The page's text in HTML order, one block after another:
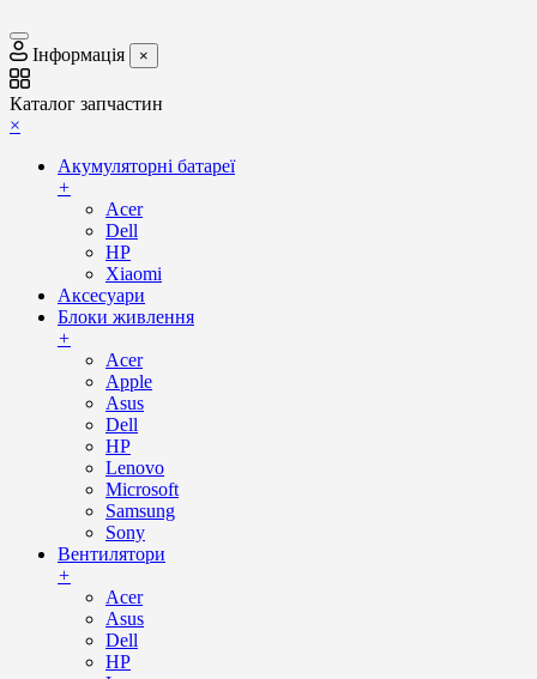
Інформація ×
Каталог запчастин
×
Акумуляторні батареї
+
Acer
Dell
HP
Xiaomi
Аксесуари
Блоки живлення
+
Acer
Apple
Asus
Dell
HP
Lenovo
Microsoft
Samsung
Sony
Вентилятори
+
Acer
Asus
Dell
HP